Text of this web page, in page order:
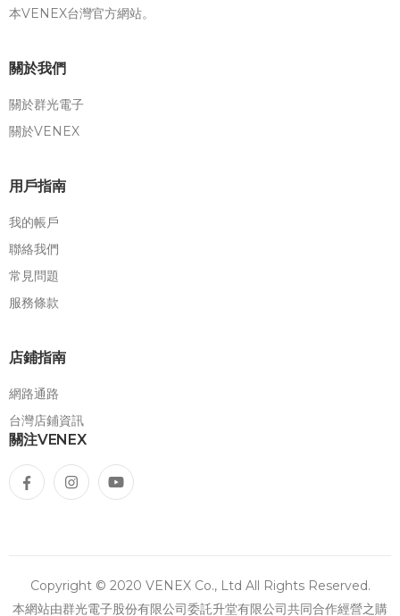
本VENEX台灣官方網站。
關於我們
關於群光電子
關於VENEX
用戶指南
我的帳戶
聯絡我們
常見問題
服務條款
店鋪指南
網路通路
台灣店鋪資訊
關注VENEX
Copyright © 2020 VENEX Co., Ltd All Rights Reserved.
本網站由群光電子股份有限公司委託升堂有限公司共同合作經營之購